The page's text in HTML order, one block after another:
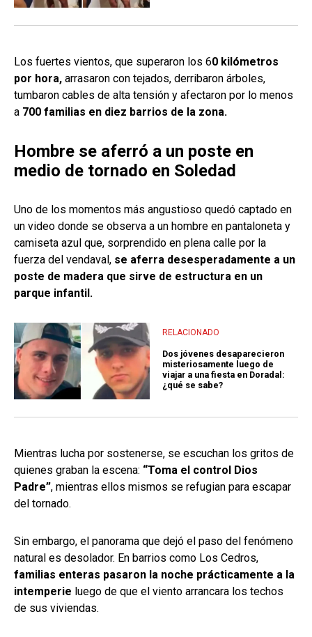
Los fuertes vientos, que superaron los 60 kilómetros
por hora, arrasaron con tejados, derribaron árboles,
tumbaron cables de alta tensión y afectaron por lo menos
a 700 familias en diez barrios de la zona.
Hombre se aferró a un poste en
medio de tornado en Soledad
Uno de los momentos más angustioso quedó captado en
un video donde se observa a un hombre en pantaloneta y
camiseta azul que, sorprendido en plena calle por la
fuerza del vendaval, se aferra desesperadamente a un
poste de madera que sirve de estructura en un
parque infantil.
RELACIONADO
Dos jóvenes desaparecieron
misteriosamente luego de
viajar a una fiesta en Doradal:
¿qué se sabe?
Mientras lucha por sostenerse, se escuchan los gritos de
quienes graban la escena: “Toma el control Dios
Padre”, mientras ellos mismos se refugian para escapar
del tornado.
Sin embargo, el panorama que dejó el paso del fenómeno
natural es desolador. En barrios como Los Cedros,
familias enteras pasaron la noche prácticamente a la
intemperie luego de que el viento arrancara los techos
de sus viviendas.